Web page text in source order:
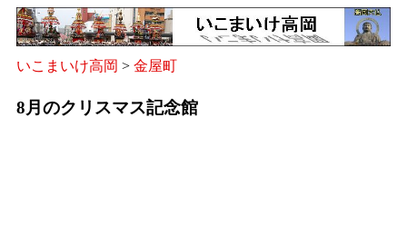
いこまいけ高岡 > 金屋町
8月のクリスマス記念館